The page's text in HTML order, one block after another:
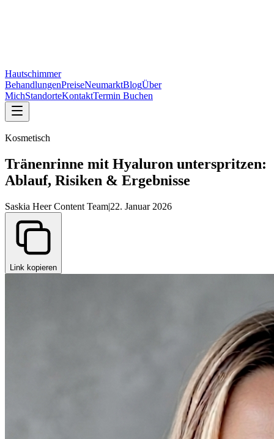
Hautschimmer
BehandlungenPreiseNeumarktBlogÜber
MichStandorteKontaktTermin Buchen
Kosmetisch
Tränenrinne mit Hyaluron unterspritzen:
Ablauf, Risiken & Ergebnisse
Saskia Heer Content Team|22. Januar 2026
Link kopieren